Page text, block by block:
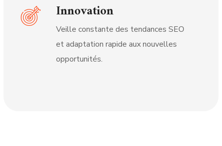
Innovation
Veille constante des tendances SEO
et adaptation rapide aux nouvelles
opportunités.